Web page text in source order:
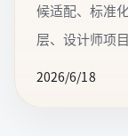
候适配、标准
层、设计师项
2026/6/18